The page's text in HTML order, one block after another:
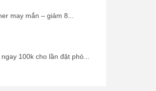
may mắn – giảm 8...
100k cho lần đặt phò...